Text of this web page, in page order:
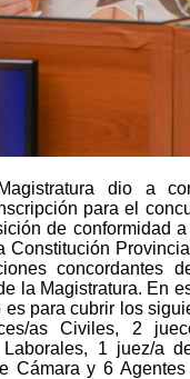
dio a
para el
de conformidad
Constitución
concordantes
la Magistratura. En
para cubrir los
as Civiles, 2
Laborales, 1 juez/a
Cámara y 6 Agentes